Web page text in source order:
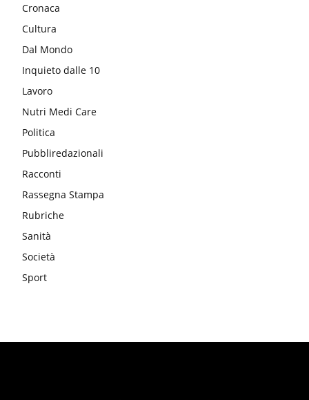
Cronaca
Cultura
Dal Mondo
Inquieto dalle 10
Lavoro
Nutri Medi Care
Politica
Pubbliredazionali
Racconti
Rassegna Stampa
Rubriche
Sanità
Società
Sport